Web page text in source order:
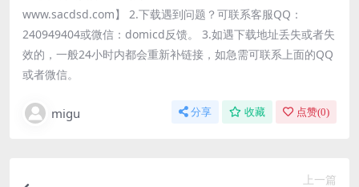
www.sacdsd.com】 2.下载遇到问题？可联系客服QQ：
240949404或微信：domicd反馈。 3.如遇下载地址丢失或者失
效的，一般24小时内都会重新补链接，如急需可联系上面的QQ
或者微信。
migu 分享 收藏 点赞(0)
上一篇